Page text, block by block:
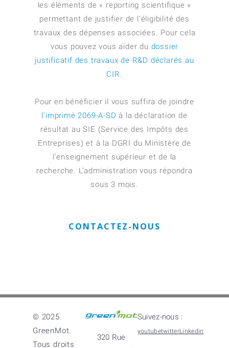
les éléments de « reporting scientifique »
permettant de justifier de l’éligibilité des
travaux des dépenses associées. Pour cela
vous pouvez vous aider du dossier
justificatif des travaux de R&D déclarés au
CIR.
Pour en bénéficier il vous suffira de joindre
l’imprimé 2069-A-SD à la déclaration de
résultat au SIE (Service des Impôts des
Entreprises) et à la DGRI du Ministère de
l’enseignement supérieur et de la
recherche. L’administration vous répondra
sous 3 mois.
CONTACTEZ-NOUS
© 2025
GreenMot.
Tous droits
320 Rue
Suivez-nous :
youtubetwitterLinkedin